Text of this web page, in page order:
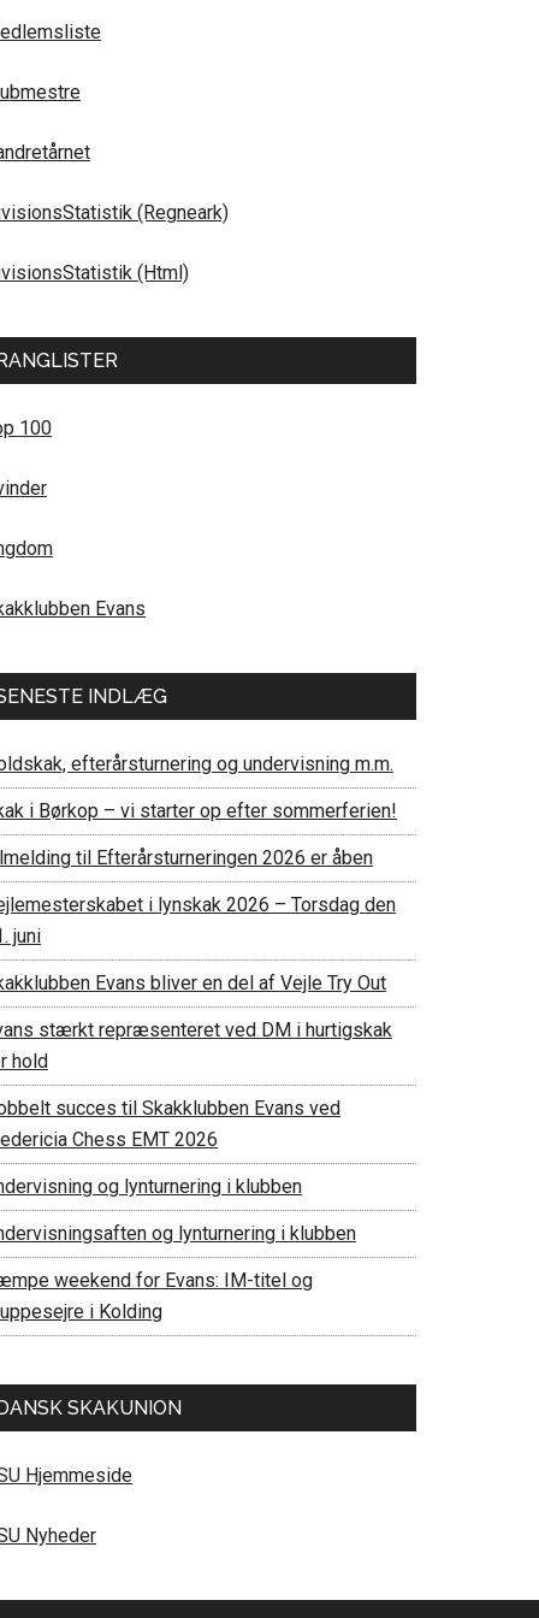
(Regneark)
(Html)
100
Evans
INDLÆG
efterårsturnering og undervisning m.m.
i Børkop – vi starter op efter sommerferien!
til Efterårsturneringen 2026 er åben
i lynskak 2026 – Torsdag den
juni
Evans bliver en del af Vejle Try Out
stærkt repræsenteret ved DM i hurtigskak
hold
succes til Skakklubben Evans ved
Chess EMT 2026
og lynturnering i klubben
og lynturnering i klubben
weekend for Evans: IM-titel og
i Kolding
SKAKUNION
Hjemmeside
Nyheder